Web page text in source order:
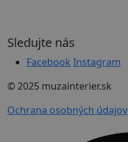
Sledujte nás
Facebook Instagram
© 2025 muzainterier.sk
Ochrana osobných údajov